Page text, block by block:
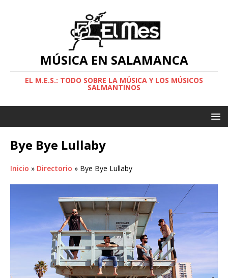
MÚSICA EN SALAMANCA
EL M.E.S.: TODO SOBRE LA MÚSICA Y LOS MÚSICOS
SALMANTINOS
Bye Bye Lullaby
Inicio » Directorio » Bye Bye Lullaby